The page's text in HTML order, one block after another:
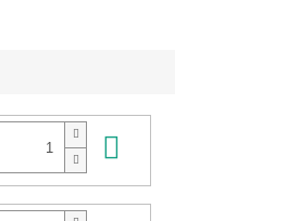
ponožiek pri dlhšom